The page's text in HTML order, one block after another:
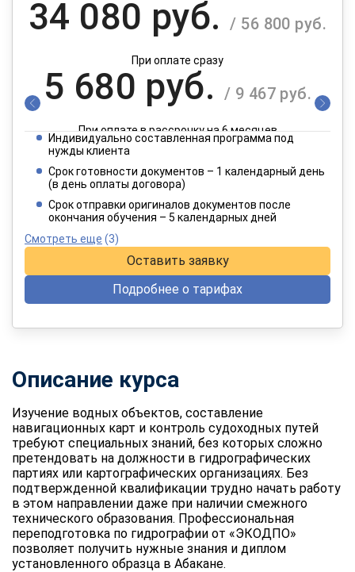
34 080 руб. / 56 800 руб.
При оплате сразу
5 680 руб. / 9 467 руб.
При оплате в рассрочку на 6 месяцев
2 840 руб. / 4 734 руб.
При оплате в рассрочку на 12 месяцев
Индивидуально составленная программа под
нужды клиента
Срок готовности документов – 1 календарный день
(в день оплаты договора)
Срок отправки оригиналов документов после
окончания обучения – 5 календарных дней
Смотреть еще (3)
Оставить заявку
Подробнее о тарифах
Описание курса
Изучение водных объектов, составление
навигационных карт и контроль судоходных путей
требуют специальных знаний, без которых сложно
претендовать на должности в гидрографических
партиях или картографических организациях. Без
подтвержденной квалификации трудно начать работу
в этом направлении даже при наличии смежного
технического образования. Профессиональная
переподготовка по гидрографии от «ЭКОДПО»
позволяет получить нужные знания и диплом
установленного образца в Абакане.